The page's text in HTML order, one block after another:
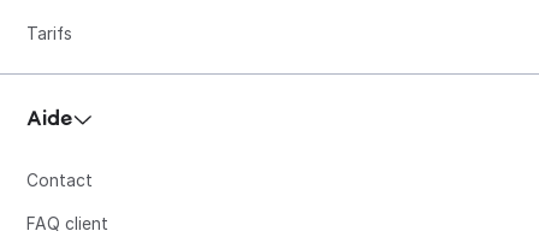
Tarifs
Aide
Contact
FAQ client